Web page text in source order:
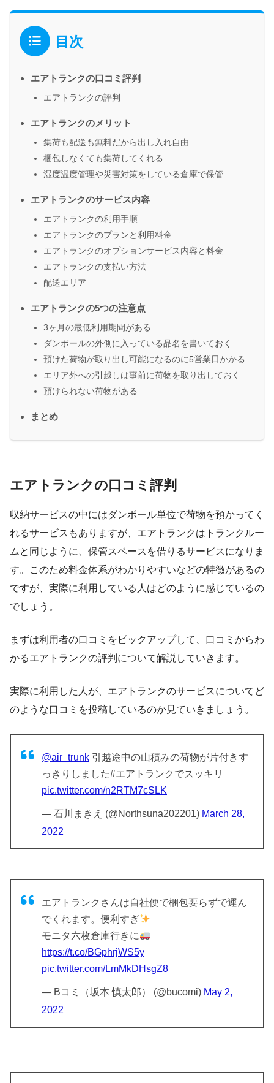
目次
エアトランクの口コミ評判
エアトランクの評判
エアトランクのメリット
集荷も配送も無料だから出し入れ自由
梱包しなくても集荷してくれる
湿度温度管理や災害対策をしている倉庫で保管
エアトランクのサービス内容
エアトランクの利用手順
エアトランクのプランと利用料金
エアトランクのオプションサービス内容と料金
エアトランクの支払い方法
配送エリア
エアトランクの5つの注意点
3ヶ月の最低利用期間がある
ダンボールの外側に入っている品名を書いておく
預けた荷物が取り出し可能になるのに5営業日かかる
エリア外への引越しは事前に荷物を取り出しておく
預けられない荷物がある
まとめ
エアトランクの口コミ評判
収納サービスの中にはダンボール単位で荷物を預かってく
れるサービスもありますが、エアトランクはトランクルー
ムと同じように、保管スペースを借りるサービスになりま
す。このため料金体系がわかりやすいなどの特徴があるの
ですが、実際に利用している人はどのように感じているの
でしょう。
まずは利用者の口コミをピックアップして、口コミからわ
かるエアトランクの評判について解説していきます。
実際に利用した人が、エアトランクのサービスについてど
のような口コミを投稿しているのか見ていきましょう。
@air_trunk 引越途中の山積みの荷物が片付きす
っきりしました#エアトランクでスッキリ
pic.twitter.com/n2RTM7cSLK
— 石川まきえ (@Northsuna202201) March 28,
2022
エアトランクさんは自社便で梱包要らずで運ん
でくれます。便利すぎ
モニタ六枚倉庫行きに
https://t.co/BGphrjWS5y
pic.twitter.com/LmMkDHsgZ8
— Bコミ（坂本 慎太郎） (@bucomi) May 2,
2022